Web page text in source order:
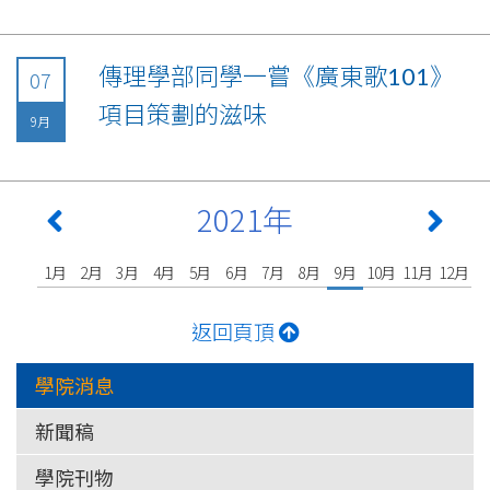
07
9月
傳理學部同學一嘗《廣東歌101》
項目策劃的滋味
2021年
1月 2月 3月 4月 5月 6月 7月 8月 9月 10月 11月 12月
返回頁頂
學院消息
新聞稿
學院刊物